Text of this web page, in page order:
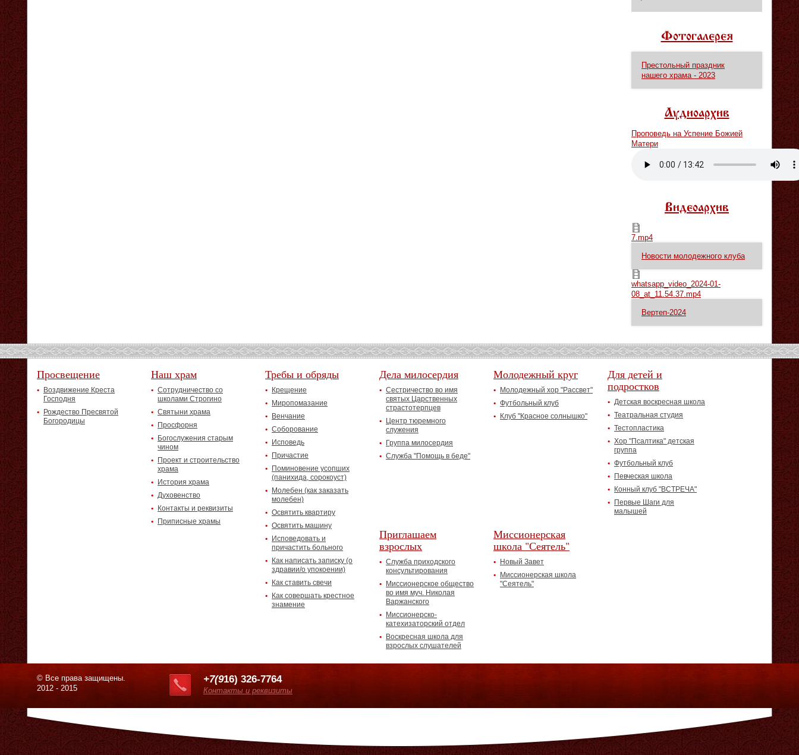
Фотогалерея
Престольный праздник
нашего храма - 2023
Аудиоархив
Проповедь на Успение Божией
Матери
Видеоархив
7.mp4
7.mp4
Новости молодежного клуба
whatsapp_video_2024-01-08_at_11.54.37.mp4
whatsapp_video_2024-01-
08_at_11.54.37.mp4
Вертеп-2024
Просвещение
Воздвижение Креста
Господня
Рождество Пресвятой
Богородицы
Наш храм
Сотрудничество со
школами Строгино
Святыни храма
Просфорня
Богослужения старым
чином
Проект и строительство
храма
История храма
Духовенство
Контакты и реквизиты
Приписные храмы
Требы и обряды
Крещение
Миропомазание
Венчание
Соборование
Исповедь
Причастие
Поминовение усопших
(панихида, сорокоуст)
Молебен (как заказать
молебен)
Освятить квартиру
Освятить машину
Исповедовать и
причастить больного
Как написать записку (о
здравии/о упокоении)
Как ставить свечи
Как совершать крестное
знамение
Дела милосердия
Сестричество во имя
святых Царственных
страстотерпцев
Центр тюремного
служения
Группа милосердия
Служба "Помощь в беде"
Молодежный круг
Молодежный хор "Рассвет"
Футбольный клуб
Клуб "Красное солнышко"
Для детей и
подростков
Детская воскресная школа
Театральная студия
Тестопластика
Хор "Псалтика" детская
группа
Футбольный клуб
Певческая школа
Конный клуб "ВСТРЕЧА"
Первые Шаги для
малышей
Приглашаем
взрослых
Служба приходского
консультирования
Миссионерское общество
во имя муч. Николая
Варжанского
Миссионерско-
катехизаторский отдел
Воскресная школа для
взрослых слушателей
Миссионерская
школа "Сеятель"
Новый Завет
Миссионерская школа
"Сеятель"
© Все права защищены.
2012 - 2015
+7(916) 326-7764
Контакты и реквизиты